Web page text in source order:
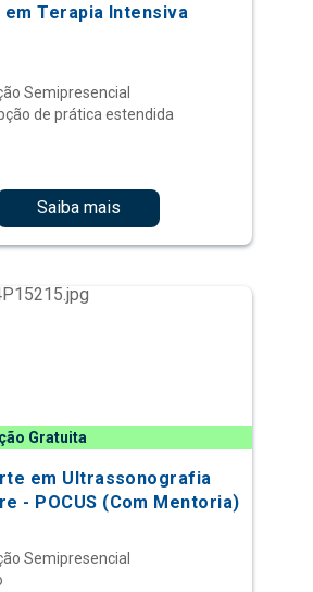
Terapia Intensiva
Semipresencial
de prática estendida
Saiba mais
Gratuita
em Ultrassonografia
- POCUS (Com Mentoria)
Semipresencial